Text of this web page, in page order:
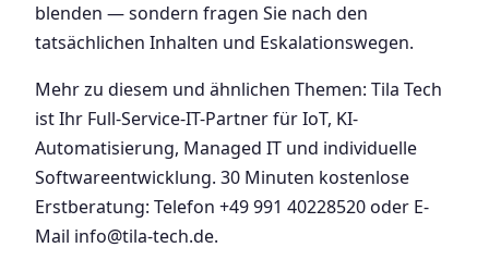
blenden — sondern fragen Sie nach den
tatsächlichen Inhalten und Eskalationswegen.
Mehr zu diesem und ähnlichen Themen: Tila Tech
ist Ihr Full-Service-IT-Partner für IoT, KI-
Automatisierung, Managed IT und individuelle
Softwareentwicklung. 30 Minuten kostenlose
Erstberatung: Telefon +49 991 40228520 oder E-
Mail info@tila-tech.de.